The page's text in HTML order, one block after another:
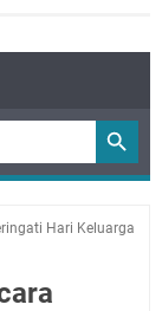
Hari Keluarga